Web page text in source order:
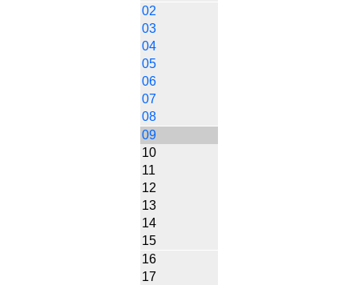
02
03
04
05
06
07
08
09
10
11
12
13
14
15
16
17